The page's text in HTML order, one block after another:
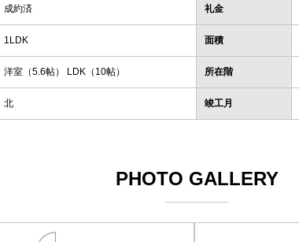
成約済 礼金
1LDK 面積
洋室（5.6帖） LDK（10帖） 所在階
北 竣工月
PHOTO GALLERY